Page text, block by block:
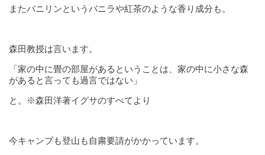
またバニリンというバニラや紅茶のような香り成分も。
森田教授は言います。
「家の中に畳の部屋があるということは、家の中に小さな森
があると言っても過言ではない」
と。※森田洋著イグサのすべてより
今キャンプも登山も自粛要請がかかっています。